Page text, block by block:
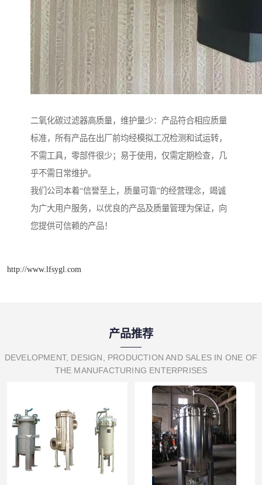
二氧化碳过滤器高质量，维护量少：产品符合相应质量
标准，所有产品在出厂前均经模拟工况检测和试运转，
不需工具，零部件很少；易于使用，仅需定期检查，几
乎不需日常维护。
我们公司本着“信誉至上，质量可靠”的经营理念，竭诚
为广大用户服务，以优良的产品及质量管理为保证，向
您提供可信赖的产品！
http://www.lfsygl.com
产品推荐
DEVELOPMENT, DESIGN, PRODUCTION AND SALES IN ONE OF
THE MANUFACTURING ENTERPRISES